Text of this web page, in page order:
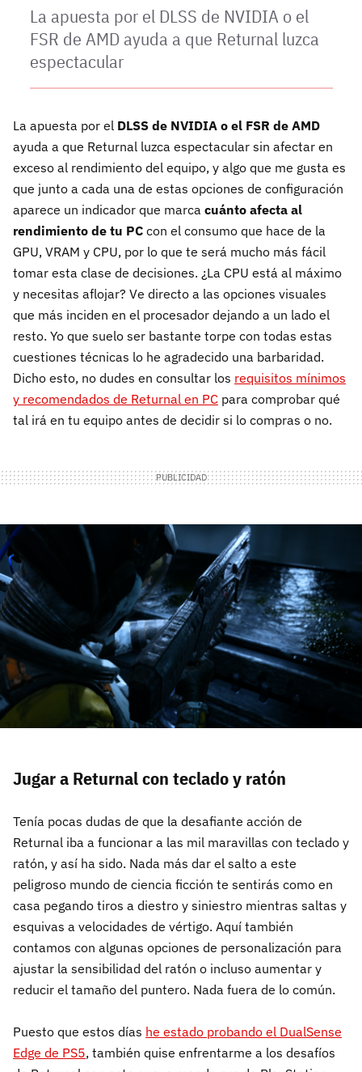
La apuesta por el DLSS de NVIDIA o el
FSR de AMD ayuda a que Returnal luzca
espectacular
La apuesta por el DLSS de NVIDIA o el FSR de AMD
ayuda a que Returnal luzca espectacular sin afectar en
exceso al rendimiento del equipo, y algo que me gusta es
que junto a cada una de estas opciones de configuración
aparece un indicador que marca cuánto afecta al
rendimiento de tu PC con el consumo que hace de la
GPU, VRAM y CPU, por lo que te será mucho más fácil
tomar esta clase de decisiones. ¿La CPU está al máximo
y necesitas aflojar? Ve directo a las opciones visuales
que más inciden en el procesador dejando a un lado el
resto. Yo que suelo ser bastante torpe con todas estas
cuestiones técnicas lo he agradecido una barbaridad.
Dicho esto, no dudes en consultar los requisitos mínimos
y recomendados de Returnal en PC para comprobar qué
tal irá en tu equipo antes de decidir si lo compras o no.
Jugar a Returnal con teclado y ratón
Tenía pocas dudas de que la desafiante acción de
Returnal iba a funcionar a las mil maravillas con teclado y
ratón, y así ha sido. Nada más dar el salto a este
peligroso mundo de ciencia ficción te sentirás como en
casa pegando tiros a diestro y siniestro mientras saltas y
esquivas a velocidades de vértigo. Aquí también
contamos con algunas opciones de personalización para
ajustar la sensibilidad del ratón o incluso aumentar y
reducir el tamaño del puntero. Nada fuera de lo común.
Puesto que estos días he estado probando el DualSense
Edge de PS5, también quise enfrentarme a los desafíos